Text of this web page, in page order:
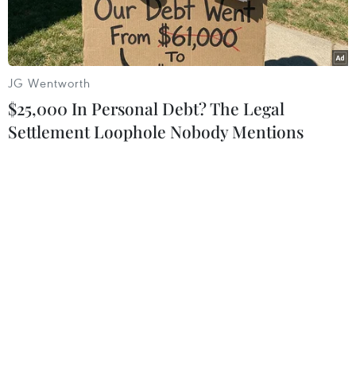
JG Wentworth
$25,000 In Personal Debt? The Legal
Settlement Loophole Nobody Mentions